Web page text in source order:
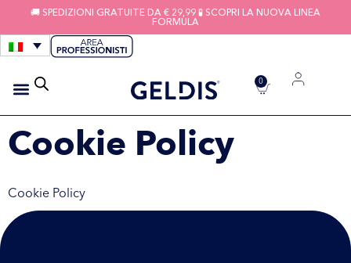
🚚 SPEDIZIONI GRATUITE DA € 29,99 🧪 SCOPRI LA NUOVA LINEA
FORMULA
0
Cookie Policy
Cookie Policy